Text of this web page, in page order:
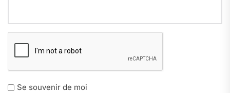
Se souvenir de moi